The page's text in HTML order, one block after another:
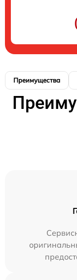
Преимущества